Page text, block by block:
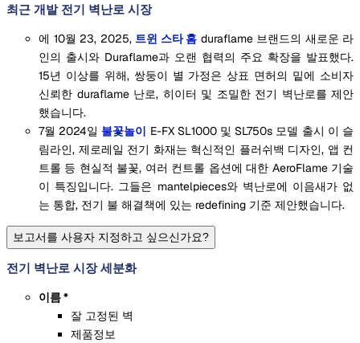
최근 개발 전기 벽난로 시장
에 10월 23, 2025, 트윈 스타 홈 duraflame 브랜드의 새로운 라
인의 출시와 Duraflame과 오랜 협력의 주요 확장을 발표했다.
15년 이상를 위해, 쌍둥이 별 가정은 상표 면허의 밑에 소비자
신뢰한 duraflame 난로, 히이터 및 조밀한 전기 벽난로를 제안
했습니다.
7월 2024일 불꽃놀이 E-FX SL1000 및 SL750s 모델 출시 이 슬
림라인, 제로레일 전기 화재는 혁신적인 플러쉬백 디자인, 앱 컨
트롤 등 현실적 불꽃, 여러 컨트롤 옵션에 대한 AeroFlame 기술
이 특징입니다. 그들은 mantelpieces와 벽난로에 이음새가 없
는 통합, 전기 불 해결책에 있는 redefining 기준 제안했습니다.
보고서를 사용자 지정하고 싶으신가요?
전기 벽난로 시장 세분화
이름 *
잘 고정된 벽
제품정보